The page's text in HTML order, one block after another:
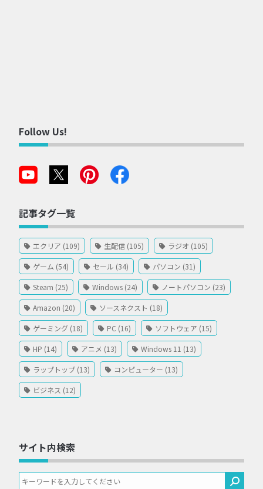
Follow Us!
記事タグ一覧
エクリア (109) 生配信 (105) ラジオ (105)
ゲーム (54) セール (34) パソコン (31)
Steam (25) Windows (24) ノートパソコン (23)
Amazon (20) ソースネクスト (18)
ゲーミング (18) PC (16) ソフトウェア (15)
HP (14) アニメ (13) Windows 11 (13)
ラップトップ (13) コンピューター (13)
ビジネス (12)
サイト内検索